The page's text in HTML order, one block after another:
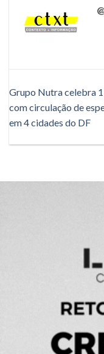
Grupo Nutra celebra
com circulação de
em 4 cidades do DF